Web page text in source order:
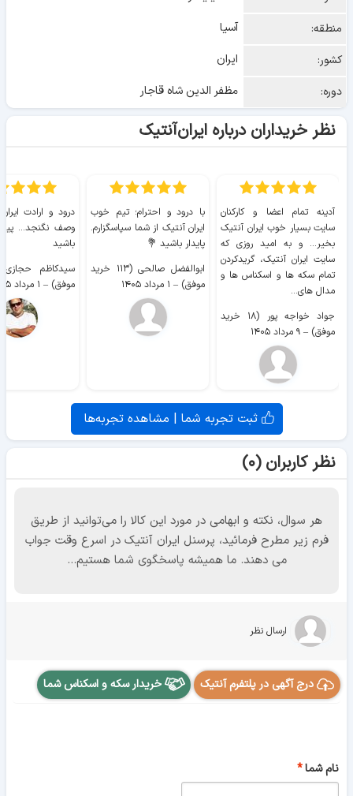
منطقه:
آسیا
کشور:
ایران
دوره:
مظفر الدین شاه قاجار
نظر خریداران درباره ایران‌آنتیک
آدینه تمام اعضا و کارکنان
سایت بسیار خوب ايران آنتیک
بخیر... و به امید روزی که
سایت ايران آنتیک، گریدکردن
تمام سکه ها و اسکناس ها و
مدال های...
جواد خواجه پور (۱۸ خرید
موفق) – ۹ مرداد ۱۴۰۵
با درود و احترام؛ تیم خوب
ایران آنتیک از شما سپاسگزارم.
پایدار باشید 💐
ابوالفضل صالحی (۱۱۳ خرید
موفق) – ۱ مرداد ۱۴۰۵
درود و ارادت
وصف نگنجد...
باشید
موفق) – ۱ مرداد ۱۴۰۵
ثبت تجربه شما | مشاهده تجربه‌ها
نظر کاربران (۰)
هر سوال، نکته و ابهامی در مورد این کالا را می‌توانید از طریق
فرم زیر مطرح فرمائید، پرسنل ایران آنتیک در اسرع وقت جواب
می دهند. ما همیشه پاسخگوی شما هستیم...
ارسال نظر
درج آگهی در پلتفرم آنتیک خریدار سکه و اسکناس شما
نام شما